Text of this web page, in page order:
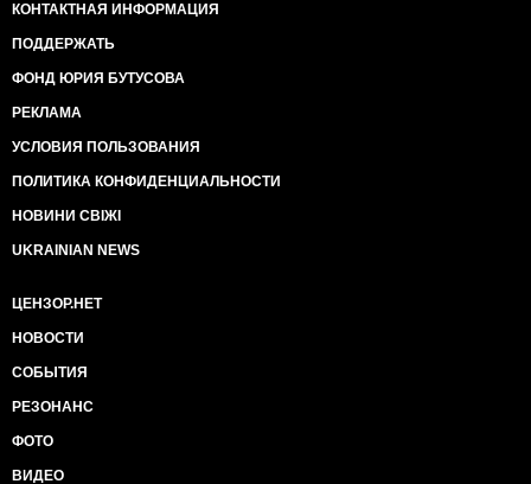
КОНТАКТНАЯ ИНФОРМАЦИЯ
ПОДДЕРЖАТЬ
ФОНД ЮРИЯ БУТУСОВА
РЕКЛАМА
УСЛОВИЯ ПОЛЬЗОВАНИЯ
ПОЛИТИКА КОНФИДЕНЦИАЛЬНОСТИ
НОВИНИ СВІЖІ
UKRAINIAN NEWS
ЦЕНЗОР.НЕТ
НОВОСТИ
СОБЫТИЯ
РЕЗОНАНС
ФОТО
ВИДЕО